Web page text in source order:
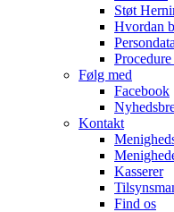
Støt
Hvordan
Følg med
Facebook
Kontakt
Kasserer
Find os